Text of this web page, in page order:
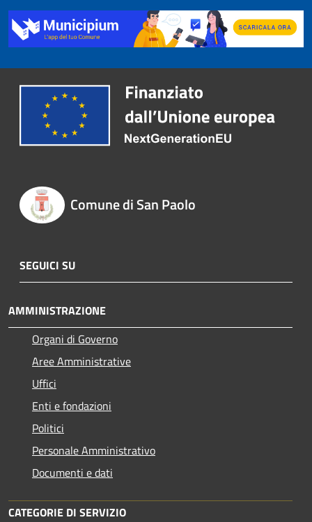
Comune di San Paolo
SEGUICI SU
AMMINISTRAZIONE
Organi di Governo
Aree Amministrative
Uffici
Enti e fondazioni
Politici
Personale Amministrativo
Documenti e dati
CATEGORIE DI SERVIZIO